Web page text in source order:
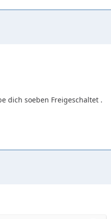
dich soeben Freigeschaltet .